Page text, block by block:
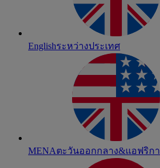
Englishระหว่างประเทศ
MENAตะวันออกกลาง&แอฟริกา